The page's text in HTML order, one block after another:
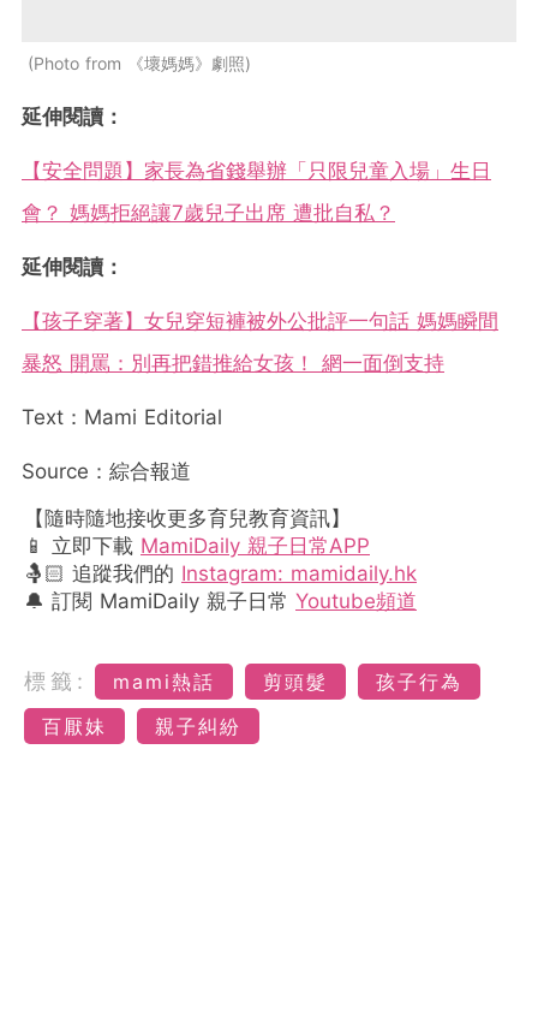
Photo from 《壞媽媽》劇照
延伸閱讀：
【安全問題】家長為省錢舉辦「只限兒童入場」生日
會？ 媽媽拒絕讓7歲兒子出席 遭批自私？
延伸閱讀：
【孩子穿著】女兒穿短褲被外公批評一句話 媽媽瞬間
暴怒 開罵：別再把錯推給女孩！ 網一面倒支持
Text：Mami Editorial
Source：綜合報道
【隨時隨地接收更多育兒教育資訊】
📱 立即下載 MamiDaily 親子日常APP
🤱🏻 追蹤我們的 Instagram: mamidaily.hk
🔔 訂閱 MamiDaily 親子日常 Youtube頻道
標籤: mami熱話 剪頭髮
孩子行為
百厭妹
親子糾紛